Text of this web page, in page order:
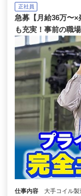
正社員
急募【月給36万〜
も充実！事前の職
仕事内容
大手コイル